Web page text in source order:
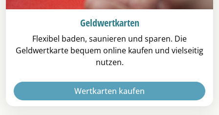
Geldwertkarten
Flexibel baden, saunieren und sparen. Die
Geldwertkarte bequem online kaufen und vielseitig
nutzen.
Wertkarten kaufen